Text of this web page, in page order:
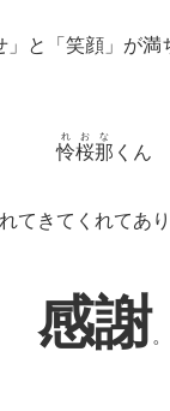
」と「笑顔」が満
怜桜那
れおな
くん
てきてくれてあり
感謝。